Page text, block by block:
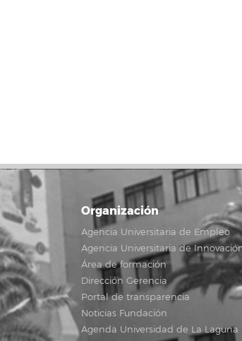
Organización
Agencia Universitaria de Empleo
Agencia Universitaria de
Área de formación
Dirección Gerencia
Portal de transparencia
Noticias Fundación
Agenda Universidad de La Laguna